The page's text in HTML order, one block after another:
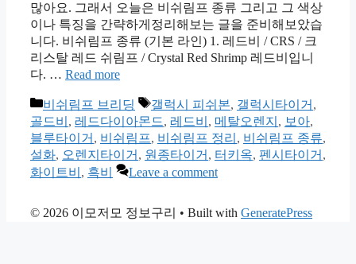
많아요. 그래서 오늘은 비쉬림프 종류 그리고 그 색상
이나 특징을 간략하게정리해보는 글을 준비해보았습
니다. 비쉬림프 종류 (기본 라인) 1. 레드비 / CRS / 크
리스탈 레드 쉬림프 / Crystal Red Shrimp 레드비입니
다. … Read more
Categories
비쉬림프 브리딩 Tags
갤럭시 피쉬본, 갤럭시타이거 ,
골드비 , 레드다이아몬드, 레드비 , 메탈오렌지 , 보아,
블루타이거 , 비쉬림프, 비쉬림프 정리 , 비쉬림프 종류,
설화, 오렌지타이거 , 원종타이거 , 터키옥, 펜시타이거 ,
화이트비 , 흑비 Leave a comment
© 2026 이모저모 정보구리 • Built with GeneratePress